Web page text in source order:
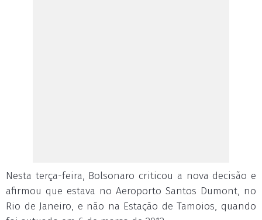
Nesta terça-feira, Bolsonaro criticou a nova decisão e
afirmou que estava no Aeroporto Santos Dumont, no
Rio de Janeiro, e não na Estação de Tamoios, quando